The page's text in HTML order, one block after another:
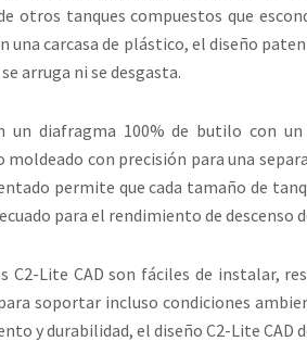
otros tanques compuestos que
una carcasa de plástico, el diseño
arruga ni se desgasta.
un diafragma 100% de butilo con
con precisión para una
permite que cada tamaño de
para el rendimiento de descenso
C2-Lite CAD son fáciles de instalar,
soportar incluso condiciones
y durabilidad, el diseño C2-Lite CAD